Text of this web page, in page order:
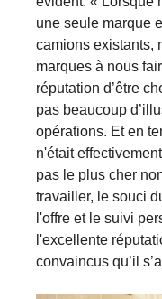
une seule marque
camions existants,
marques à nous
réputation d’être
pas beaucoup
opérations. Et en
n'était
pas le plus cher
travailler, le souci
l'offre et le suivi
l'excellente
convaincus qu’il